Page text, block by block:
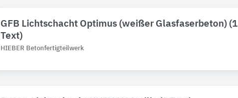
GFB Lichtschacht Optimus (weißer Glasfaserbeton) (1
Text)
HIEBER Betonfertigteilwerk